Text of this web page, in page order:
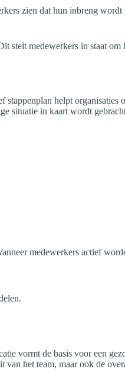
zien dat hun inbreng
medewerkers in staat
helpt
situatie in kaart wordt
medewerkers actief
vormt de basis voor een
het team, maar ook de